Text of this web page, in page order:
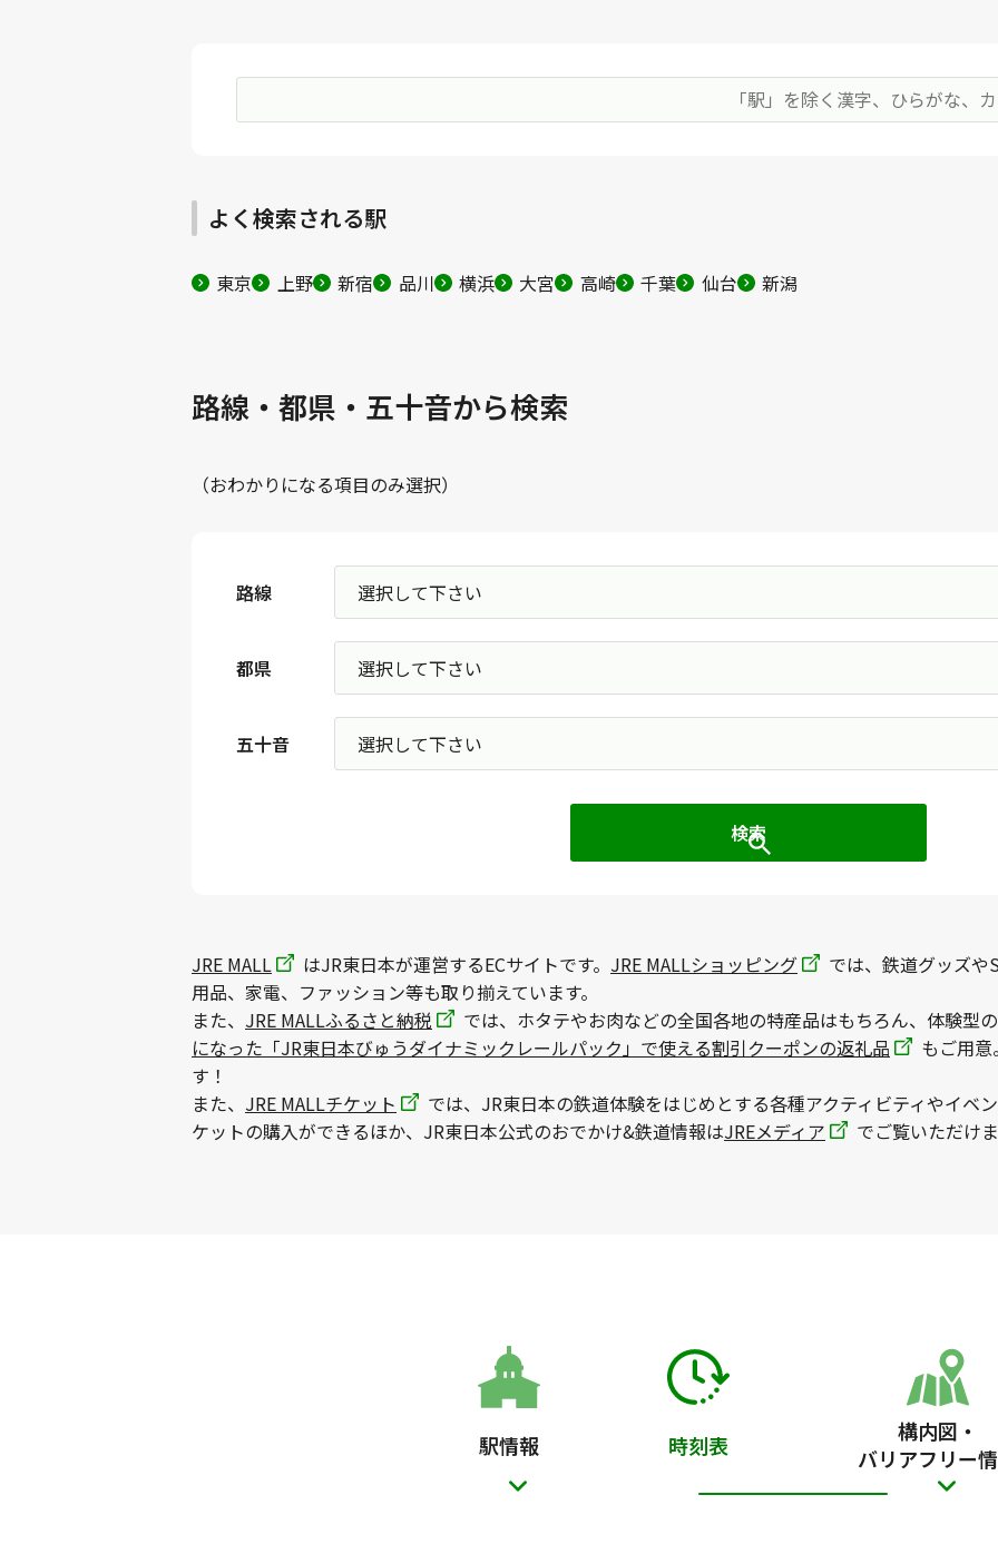
よく検索される駅
東京 上野 新宿 品川 横浜 大宮 高崎 千葉 仙台 新潟
路線・都県・五十音から検索
（おわかりになる項目のみ選択）
路線
都県
五十音
JRE MALL はJR東日本が運営するECサイトです。 JRE MALLショッピング
では、鉄道グッズ
用品、家電、ファッション等も取り揃えています。
また、 JRE MALLふるさと納税
では、ホタテやお肉などの全国各地の特産品はもちろん、体験型
になった「JR東日本びゅうダイナミックレールパック」で使える割引クーポンの返礼品
もご用
す！
また、 JRE MALLチケット
では、JR東日本の鉄道体験をはじめとする各種アクティビティやイベ
ケットの購入ができるほか、JR東日本公式のおでかけ&鉄道情報はJREメディア でご覧いただけ
駅情報 時刻表
構内図・
バリアフリー